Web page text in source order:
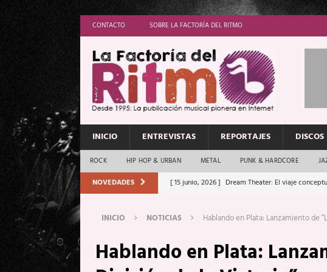
CONTACTO SOBRE LA FACTORÍA DEL RITMO
INICIO ENTREVISTAS REPORTAJES DISCOS
ROCK HIP HOP & URBAN METAL PUNK & HARDCORE
NOVEDADES [ 15 junio, 2026 ] Dream Theater: El viaje
[ 11 junio, 2026 ] Vamos Con Todo: El rock
[ 1 junio, 2026 ] Ave Exsilyum, los que van a
Iron Maiden: Música y arte
INICIO NOTICIAS Hablando en Plata: Lanzamiento de
Hablando en Plata: